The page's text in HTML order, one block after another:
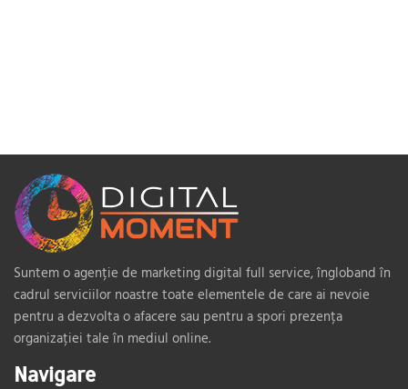
Suntem o agenție de marketing digital full service, îngloband în
cadrul serviciilor noastre toate elementele de care ai nevoie
pentru a dezvolta o afacere sau pentru a spori prezența
organizației tale în mediul online.
Navigare